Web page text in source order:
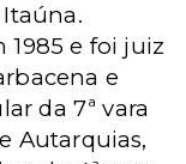
1985 e foi juiz
e
da 7ª vara
Autarquias,